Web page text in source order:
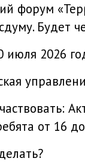
форум
Будет
июля 2026
от 16